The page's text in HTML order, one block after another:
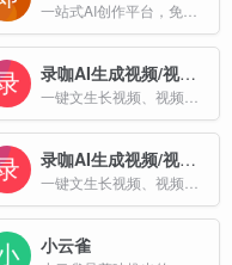
录咖AI生成视频/视频翻译
录咖AI生成视频/视频翻译
小云雀